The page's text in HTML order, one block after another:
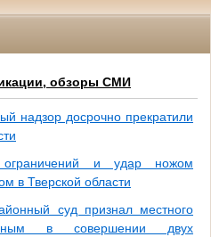
обзоры СМИ
надзор досрочно прекратили
ограничений и удар ножом
в Тверской области
суд признал местного
в совершении двух